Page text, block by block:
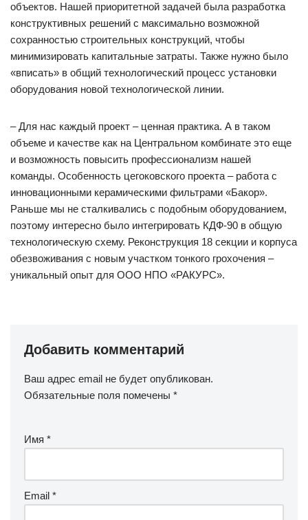
объектов. Нашей приоритетной задачей была разработка
конструктивных решений с максимально возможной
сохранностью строительных конструкций, чтобы
минимизировать капитальные затраты. Также нужно было
«вписать» в общий технологический процесс установки
оборудования новой технологической линии.
– Для нас каждый проект – ценная практика. А в таком
объеме и качестве как на Центральном комбинате это еще
и возможность повысить профессионализм нашей
команды. Особенность цегоковского проекта – работа с
инновационными керамическими фильтрами «Бакор».
Раньше мы не сталкивались с подобным оборудованием,
поэтому интересно было интегрировать КДФ-90 в общую
технологическую схему. Реконструкция 18 секции и корпуса
обезвоживания с новым участком тонкого грохочения –
уникальный опыт для ООО НПО «РАКУРС».
Добавить комментарий
Ваш адрес email не будет опубликован.
Обязательные поля помечены *
Имя *
Email *